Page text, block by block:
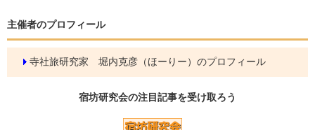
主催者のプロフィール
寺社旅研究家 堀内克彦（ほーりー）のプロフィール
宿坊研究会の注目記事を受け取ろう